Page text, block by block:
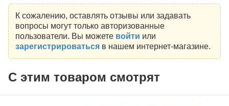
К сожалению, оставлять отзывы или задавать
вопросы могут только авторизованные
пользователи. Вы можете войти или
зарегистрироватьсяв нашем интернет-магазине.
С этим товаром смотрят